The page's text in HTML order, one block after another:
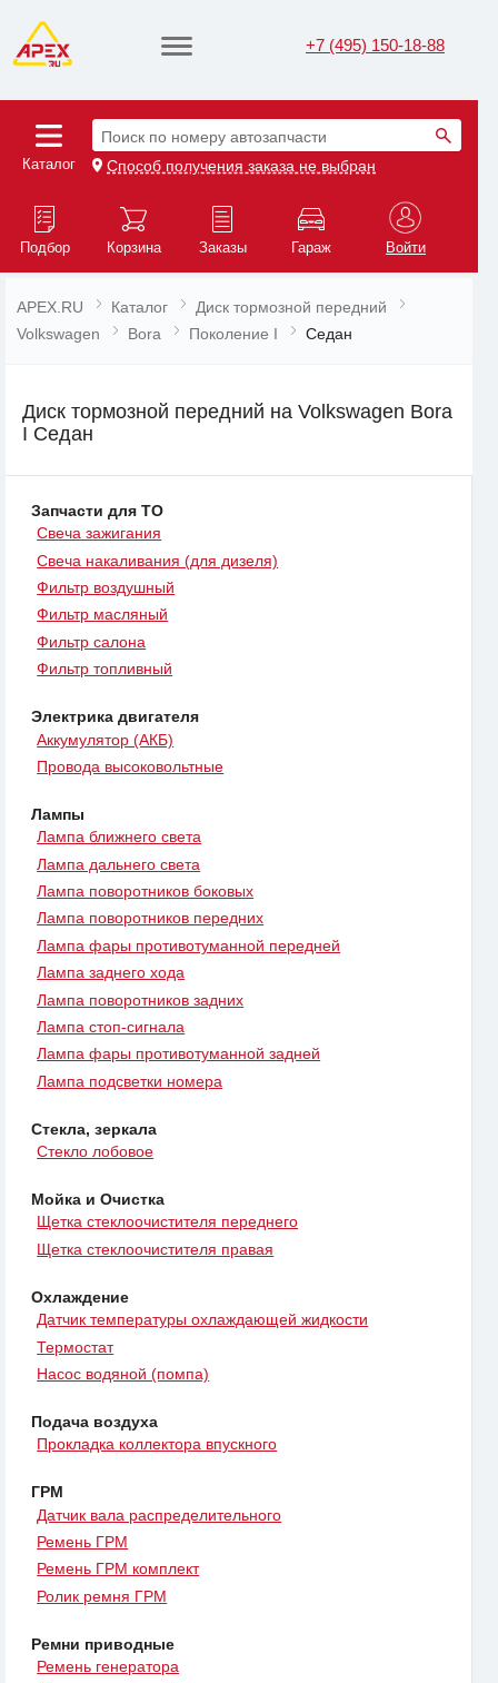
+7 (495) 150-18-88
Каталог
Поиск по номеру автозапчасти
Способ получения заказа не выбран
Подбор Корзина Заказы Гараж Войти
APEX.RU Каталог
Диск тормозной передний
Volkswagen
Bora Поколение I Седан
Диск тормозной передний на Volkswagen Bora
I Седан
Запчасти для ТО
Свеча зажигания
Свеча накаливания (для дизеля)
Фильтр воздушный
Фильтр масляный
Фильтр салона
Фильтр топливный
Электрика двигателя
Аккумулятор (АКБ)
Провода высоковольтные
Лампы
Лампа ближнего света
Лампа дальнего света
Лампа поворотников боковых
Лампа поворотников передних
Лампа фары противотуманной передней
Лампа заднего хода
Лампа поворотников задних
Лампа стоп-сигнала
Лампа фары противотуманной задней
Лампа подсветки номера
Стекла, зеркала
Стекло лобовое
Мойка и Очистка
Щетка стеклоочистителя переднего
Щетка стеклоочистителя правая
Охлаждение
Датчик температуры охлаждающей жидкости
Термостат
Насос водяной (помпа)
Подача воздуха
Прокладка коллектора впускного
ГРМ
Датчик вала распределительного
Ремень ГРМ
Ремень ГРМ комплект
Ролик ремня ГРМ
Ремни приводные
Ремень генератора